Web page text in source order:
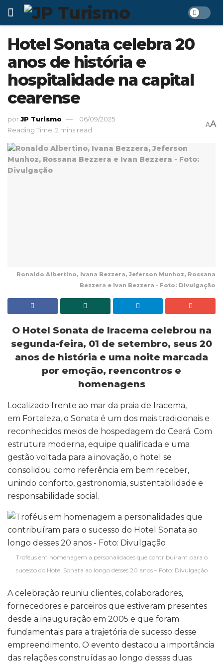
Hotel Sonata celebra 20
anos de história e
hospitalidade na capital
cearense
porJP Turismo
06/09/2025
Reading Time: 2 mins read
AA
Ronaldo Albertino, Ivana Bezzera, Jeferson Munhoz, Rossana
Bezzera e Ivan Bezzera - Foto: Divulgação
O Hotel Sonata de Iracema celebrou na
segunda-feira, 01 de setembro, seus 20
anos de história e uma noite marcada
por emoção, reencontros e
homenagens
Localizado frente ao mar da praia de Iracema,
em Fortaleza, o Sonata é um dos mais tradicionais e
reconhecidos meios de hospedagem do Ceará. Com
estrutura moderna, equipe qualificada e uma
gestão voltada para a inovação, o hotel se
consolidou como referência em bem receber,
unindo conforto, gastronomia, sustentabilidade e
responsabilidade social.
Troféus em homenagem a personalidades que contribuíram para o
sucesso do Hotel Sonata ao longo desses 20 anos – Foto: Divulgação
A celebração reuniu clientes, colaboradores,
fornecedores e parceiros que estiveram presentes
desde a inauguração em 2005 e que foram
fundamentais para a trajetória de sucesso desse
empreendimento. O evento destacou a importância
das relações construídas ao longo dessas duas